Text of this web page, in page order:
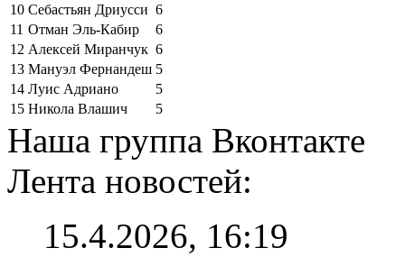
10 Себастьян Дриусси 6
11 Отман Эль-Кабир
6
12 Алексей Миранчук 6
13 Мануэл Фернандеш 5
14 Луис Адриано
5
15 Никола Влашич 5
Наша группа Вконтакте
Лента новостей:
15.4.2026, 16:19